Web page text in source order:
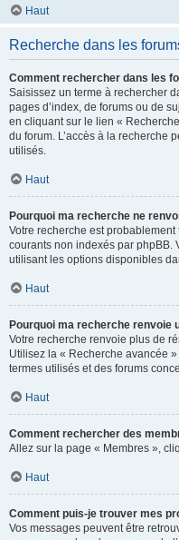
Haut
Recherche dans les
Comment rechercher dans les
Saisissez un terme à rechercher
pages d’index, de forums ou de
en cliquant sur le lien «
du forum. L’accès à la recherche
utilisés.
Haut
Pourquoi ma recherche ne
Votre recherche est
courants non indexés par phpBB.
utilisant les options disponibles
Haut
Pourquoi ma recherche renvoie
Votre recherche renvoie plus de
Utilisez la « Recherche avancée
termes utilisés et des forums
Haut
Comment rechercher des
Allez sur la page « Membres »,
Haut
Comment puis-je trouver mes
Vos messages peuvent être